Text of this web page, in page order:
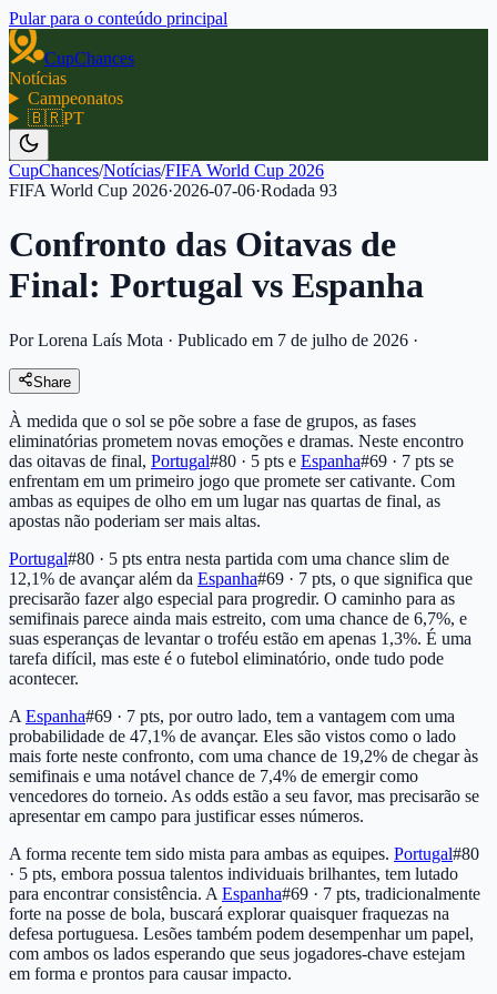
Pular para o conteúdo principal
CupChances
Notícias
Campeonatos
🇧🇷PT
CupChances/Notícias/FIFA World Cup 2026
FIFA World Cup 2026·2026-07-06·Rodada 93
Confronto das Oitavas de
Final: Portugal vs Espanha
Por Lorena Laís Mota · Publicado em 7 de julho de 2026 ·
Share
À medida que o sol se põe sobre a fase de grupos, as fases
eliminatórias prometem novas emoções e dramas. Neste encontro
das oitavas de final, Portugal#80 · 5 pts e Espanha#69 · 7 pts se
enfrentam em um primeiro jogo que promete ser cativante. Com
ambas as equipes de olho em um lugar nas quartas de final, as
apostas não poderiam ser mais altas.
Portugal#80 · 5 pts entra nesta partida com uma chance slim de
12,1% de avançar além da Espanha#69 · 7 pts, o que significa que
precisarão fazer algo especial para progredir. O caminho para as
semifinais parece ainda mais estreito, com uma chance de 6,7%, e
suas esperanças de levantar o troféu estão em apenas 1,3%. É uma
tarefa difícil, mas este é o futebol eliminatório, onde tudo pode
acontecer.
A Espanha#69 · 7 pts, por outro lado, tem a vantagem com uma
probabilidade de 47,1% de avançar. Eles são vistos como o lado
mais forte neste confronto, com uma chance de 19,2% de chegar às
semifinais e uma notável chance de 7,4% de emergir como
vencedores do torneio. As odds estão a seu favor, mas precisarão se
apresentar em campo para justificar esses números.
A forma recente tem sido mista para ambas as equipes. Portugal#80
· 5 pts, embora possua talentos individuais brilhantes, tem lutado
para encontrar consistência. A Espanha#69 · 7 pts, tradicionalmente
forte na posse de bola, buscará explorar quaisquer fraquezas na
defesa portuguesa. Lesões também podem desempenhar um papel,
com ambos os lados esperando que seus jogadores-chave estejam
em forma e prontos para causar impacto.